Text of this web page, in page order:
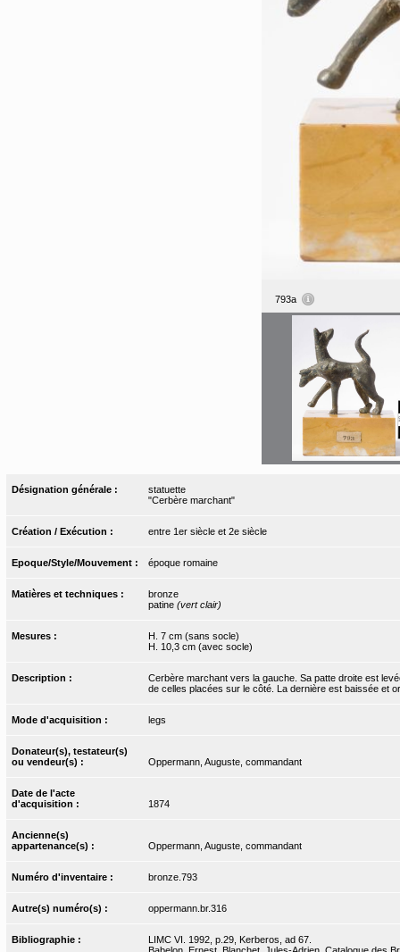
793a
Désignation générale :
statuette
"Cerbère marchant"
Création / Exécution : entre 1er siècle et 2e siècle
Epoque/Style/Mouvement : époque romaine
Matières et techniques :
bronze
patine (vert clair)
Mesures :
H. 7 cm (sans socle)
H. 10,3 cm (avec socle)
Description :
Cerbère marchant vers la gauche. Sa patte droite est
de celles placées sur le côté. La dernière est baissée et
Mode d'acquisition : legs
Donateur(s), testateur(s)
ou vendeur(s) :
Oppermann, Auguste, commandant
Date de l'acte
d'acquisition :
1874
Ancienne(s)
appartenance(s) :
Oppermann, Auguste, commandant
Numéro d'inventaire : bronze.793
Autre(s) numéro(s) : oppermann.br.316
Bibliographie :
LIMC VI. 1992, p.29, Kerberos, ad 67.
Babelon, Ernest, Blanchet, Jules-Adrien. Catalogue des